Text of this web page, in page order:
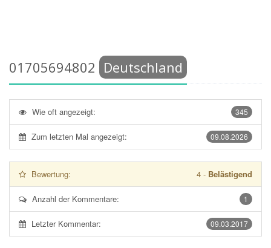
01705694802 Deutschland
345
Wie oft angezeigt:
09.08.2026
Zum letzten Mal angezeigt:
Bewertung: 4 - Belästigend
1
Anzahl der Kommentare:
09.03.2017
Letzter Kommentar: